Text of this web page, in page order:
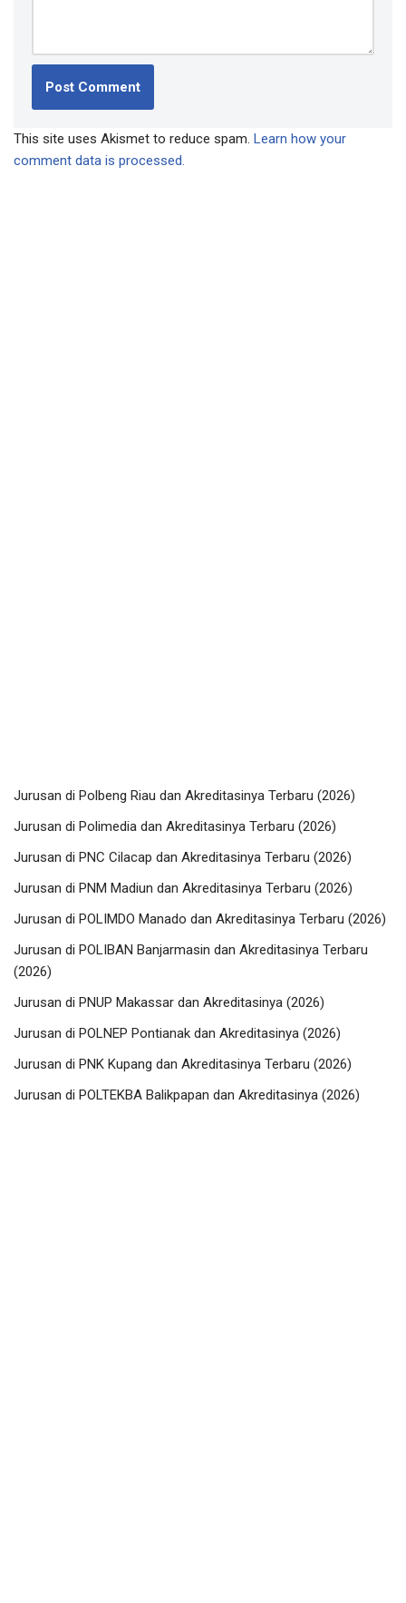
This site uses Akismet to reduce spam. Learn how your
comment data is processed.
Jurusan di Polbeng Riau dan Akreditasinya Terbaru (2026)
Jurusan di Polimedia dan Akreditasinya Terbaru (2026)
Jurusan di PNC Cilacap dan Akreditasinya Terbaru (2026)
Jurusan di PNM Madiun dan Akreditasinya Terbaru (2026)
Jurusan di POLIMDO Manado dan Akreditasinya Terbaru (2026)
Jurusan di POLIBAN Banjarmasin dan Akreditasinya Terbaru
(2026)
Jurusan di PNUP Makassar dan Akreditasinya (2026)
Jurusan di POLNEP Pontianak dan Akreditasinya (2026)
Jurusan di PNK Kupang dan Akreditasinya Terbaru (2026)
Jurusan di POLTEKBA Balikpapan dan Akreditasinya (2026)